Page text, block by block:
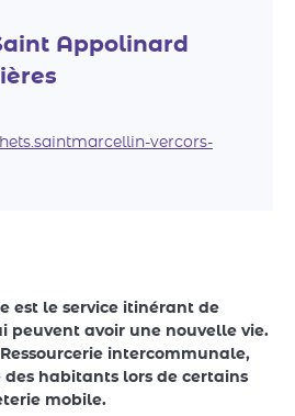
Appolinard
vercors-
est le service itinérant de
peuvent avoir une nouvelle vie.
intercommunale,
habitants lors de certains
mobile.